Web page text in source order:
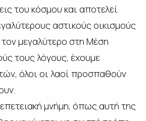
του κόσμου και αποτελεί
αστικούς οικισμούς
μεγαλύτερο στη Μέση
τους λόγους, έχουμε
όλοι οι λαοί προσπαθούν
μνήμη, όπως αυτή της